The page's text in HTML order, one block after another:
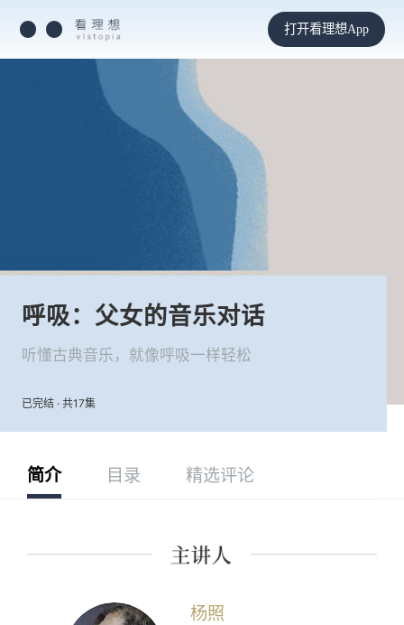
打开看理想App
呼吸：父女的音乐对话
听懂古典音乐，就像呼吸一样轻松
已完结 · 共17集
简介 目录 精选评论
杨照